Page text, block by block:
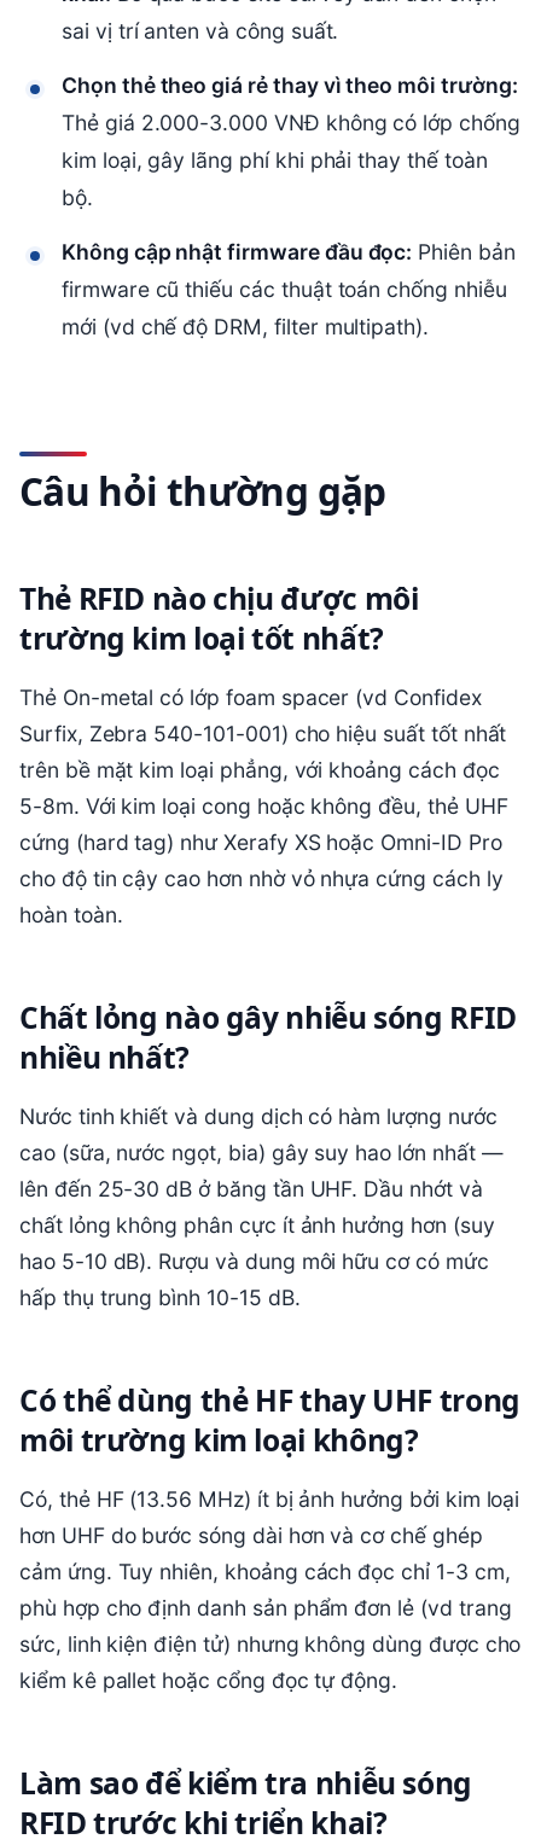
sai vị trí anten và công suất.
Chọn thẻ theo giá rẻ thay vì theo môi trường:
Thẻ giá 2.000-3.000 VNĐ không có lớp chống
kim loại, gây lãng phí khi phải thay thế toàn
bộ.
Không cập nhật firmware đầu đọc: Phiên bản
firmware cũ thiếu các thuật toán chống nhiễu
mới (vd chế độ DRM, filter multipath).
Câu hỏi thường gặp
Thẻ RFID nào chịu được môi
trường kim loại tốt nhất?
Thẻ On-metal có lớp foam spacer (vd Confidex
Surfix, Zebra 540-101-001) cho hiệu suất tốt nhất
trên bề mặt kim loại phẳng, với khoảng cách đọc
5-8m. Với kim loại cong hoặc không đều, thẻ UHF
cứng (hard tag) như Xerafy XS hoặc Omni-ID Pro
cho độ tin cậy cao hơn nhờ vỏ nhựa cứng cách ly
hoàn toàn.
Chất lỏng nào gây nhiễu sóng RFID
nhiều nhất?
Nước tinh khiết và dung dịch có hàm lượng nước
cao (sữa, nước ngọt, bia) gây suy hao lớn nhất —
lên đến 25-30 dB ở băng tần UHF. Dầu nhớt và
chất lỏng không phân cực ít ảnh hưởng hơn (suy
hao 5-10 dB). Rượu và dung môi hữu cơ có mức
hấp thụ trung bình 10-15 dB.
Có thể dùng thẻ HF thay UHF trong
môi trường kim loại không?
Có, thẻ HF (13.56 MHz) ít bị ảnh hưởng bởi kim loại
hơn UHF do bước sóng dài hơn và cơ chế ghép
cảm ứng. Tuy nhiên, khoảng cách đọc chỉ 1-3 cm,
phù hợp cho định danh sản phẩm đơn lẻ (vd trang
sức, linh kiện điện tử) nhưng không dùng được cho
kiểm kê pallet hoặc cổng đọc tự động.
Làm sao để kiểm tra nhiễu sóng
RFID trước khi triển khai?